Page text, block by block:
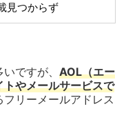
見つからず
ですが、 AOL（エー
やメールサービスで
リーメールアドレス